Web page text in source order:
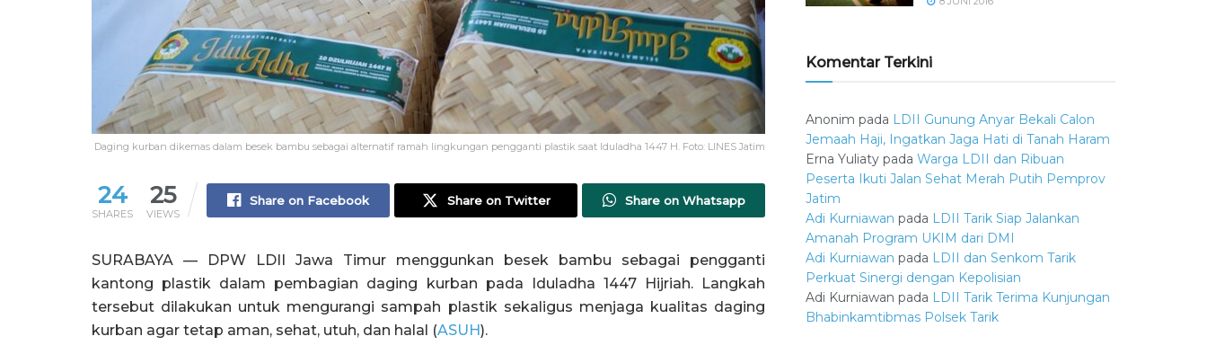
Daging kurban dikemas dalam besek bambu sebagai alternatif ramah lingkungan pengganti plastik saat Iduladha 1447 H. Foto: LINES Jatim
24
SHARES
25
VIEWS
Share on Facebook Share on Twitter Share on Whatsapp
SURABAYA — DPW LDII Jawa Timur menggunkan besek bambu sebagai pengganti
kantong plastik dalam pembagian daging kurban pada Iduladha 1447 Hijriah. Langkah
tersebut dilakukan untuk mengurangi sampah plastik sekaligus menjaga kualitas daging
kurban agar tetap aman, sehat, utuh, dan halal (ASUH).
Komentar Terkini
Anonim pada LDII Gunung Anyar Bekali Calon
Jemaah Haji, Ingatkan Jaga Hati di Tanah Haram
Erna Yuliaty pada Warga LDII dan Ribuan
Peserta Ikuti Jalan Sehat Merah Putih Pemprov
Jatim
Adi Kurniawan pada LDII Tarik Siap Jalankan
Amanah Program UKIM dari DMI
Adi Kurniawan pada LDII dan Senkom Tarik
Perkuat Sinergi dengan Kepolisian
Adi Kurniawan pada LDII Tarik Terima Kunjungan
Bhabinkamtibmas Polsek Tarik